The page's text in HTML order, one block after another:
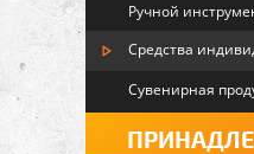
Ручной
Средства
Сувенирная